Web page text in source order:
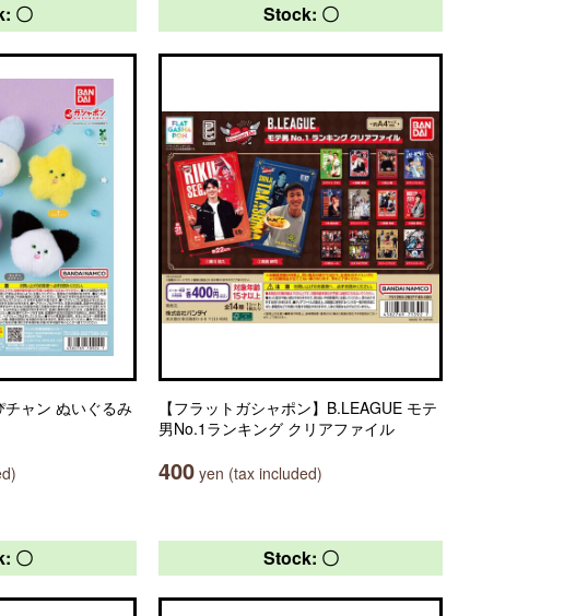
〇
ャン ぬいぐるみ
Stock: 〇
【フラットガシャポン】B.LEAGUE モテ
男No.1ランキング クリアファイル
400 yen (tax included)
〇 Stock: 〇